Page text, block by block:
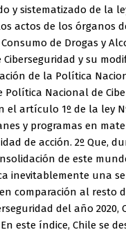
sistematizado de la
actos de los órganos
de Drogas y
y su
de la Política
Nacional de
el artículo 1º de la ley
y programas en
de acción. 2º
de este
inevitablemente una
comparación al
del año
este índice, Chile se